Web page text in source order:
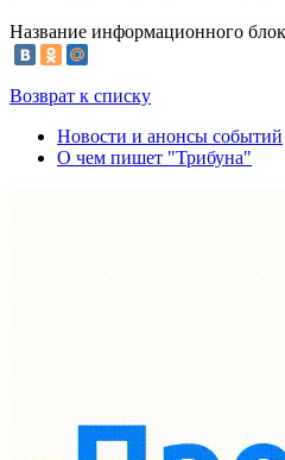
Название информационного
Возврат к списку
Новости и анонсы событий
О чем пишет "Трибуна"